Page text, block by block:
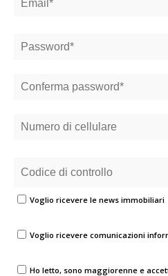
Voglio ricevere le news immobiliari
Voglio ricevere comunicazioni
Ho letto, sono maggiorenne e